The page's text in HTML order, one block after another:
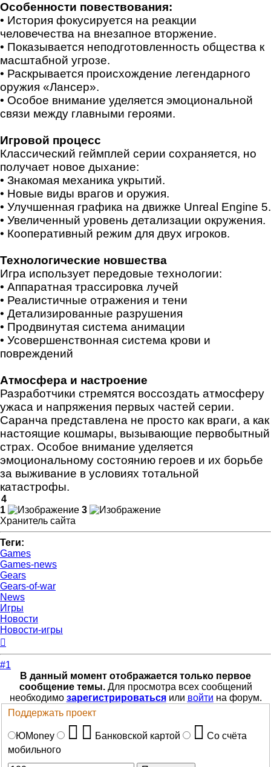
Особенности повествования:
• История фокусируется на реакции
человечества на внезапное вторжение.
• Показывается неподготовленность общества к
масштабной угрозе.
• Раскрывается происхождение легендарного
оружия «Лансер».
• Особое внимание уделяется эмоциональной
связи между главными героями.
Игровой процесс
Классический геймплей серии сохраняется, но
получает новое дыхание:
• Знакомая механика укрытий.
• Новые виды врагов и оружия.
• Улучшенная графика на движке Unreal Engine 5.
• Увеличенный уровень детализации окружения.
• Кооперативный режим для двух игроков.
Технологические новшества
Игра использует передовые технологии:
• Аппаратная трассировка лучей
• Реалистичные отражения и тени
• Детализированные разрушения
• Продвинутая система анимации
• Усовершенствонная система крови и
повреждений
Атмосфера и настроение
Разработчики стремятся воссоздать атмосферу
ужаса и напряжения первых частей серии.
Саранча представлена не просто как враги, а как
настоящие кошмары, вызывающие первобытный
страх. Особое внимание уделяется
эмоциональному состоянию героев и их борьбе
за выживание в условиях тотальной
катастрофы.
4
1
3
Хранитель сайта
Теги:
Games
Games-news
Gears
Gears-of-war
News
Игры
Новости
Новости-игры
началу
#1
В данный момент отображается только первое
сообщение темы.Для просмотра всех сообщений
необходимо зарегистрироватьсяили войти на форум.
Поддержать проект
ЮMoney Банковской картой
Со счёта
мобильного